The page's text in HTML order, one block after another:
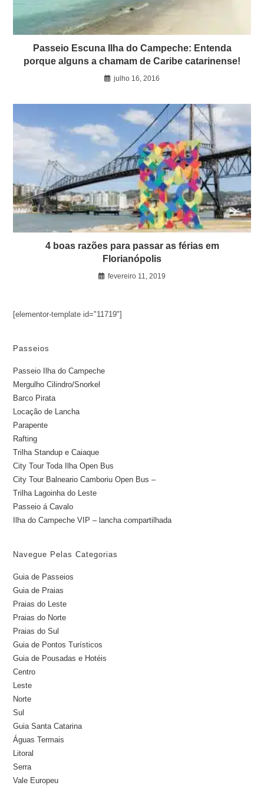
Passeio Escuna Ilha do Campeche: Entenda
porque alguns a chamam de Caribe catarinense!
julho 16, 2016
4 boas razões para passar as férias em
Florianópolis
fevereiro 11, 2019
[elementor-template id="11719"]
Passeios
Passeio Ilha do Campeche
Mergulho Cilindro/Snorkel
Barco Pirata
Locação de Lancha
Parapente
Rafting
Trilha Standup e Caiaque
City Tour Toda Ilha Open Bus
City Tour Balneario Camboriu Open Bus –
Trilha Lagoinha do Leste
Passeio á Cavalo
Ilha do Campeche VIP – lancha compartilhada
Navegue Pelas Categorias
Guia de Passeios
Guia de Praias
Praias do Leste
Praias do Norte
Praias do Sul
Guia de Pontos Turísticos
Guia de Pousadas e Hotéis
Centro
Leste
Norte
Sul
Guia Santa Catarina
Águas Termais
Litoral
Serra
Vale Europeu